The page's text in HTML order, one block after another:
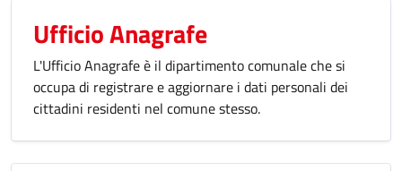
Ufficio Anagrafe
L'Ufficio Anagrafe è il dipartimento comunale che si
occupa di registrare e aggiornare i dati personali dei
cittadini residenti nel comune stesso.